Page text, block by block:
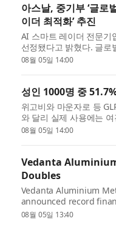
아스날, 중기부 ‘글로
이더 최적화’ 추진
AI 스마트 레이더 전문기
선정됐다고 밝혔다. 글로
로...
08월 05일 14:00
성인 1000명 중
위고비와 마운자로 등
와 달리 실제 사용에는
(PMI...
08월 05일 14:00
Vedanta
Doubles
Vedanta Aluminium
announced record
listed company followi...
08월 05일 13:40